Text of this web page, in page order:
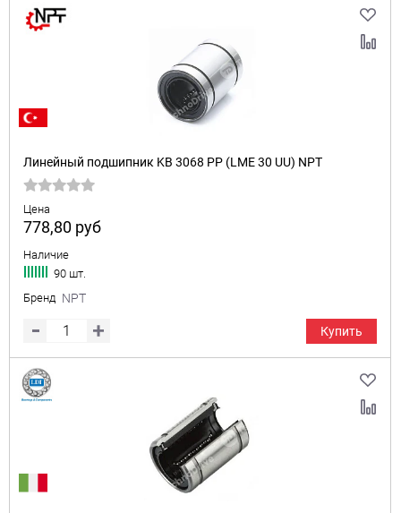
Линейный подшипник KB 3068 PP (LME 30 UU) NPT
Цена
778,80 руб
Наличие
90 шт.
Бренд NPT
Купить